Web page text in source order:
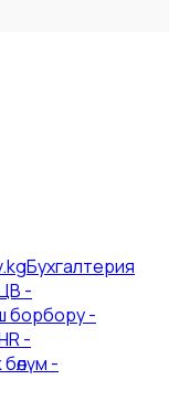
Бухгалтерия
-
борбору-
-
-